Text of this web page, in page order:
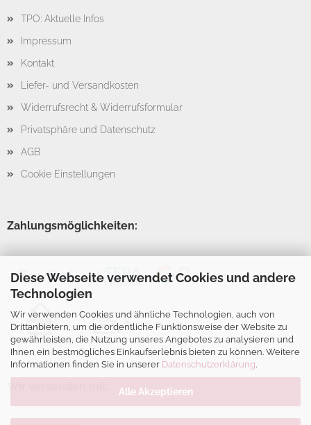
Diese Webseite verwendet Cookies und andere
Technologien
Wir verwenden Cookies und ähnliche Technologien, auch von
Drittanbietern, um die ordentliche Funktionsweise der Website zu
gewährleisten, die Nutzung unseres Angebotes zu analysieren und
Ihnen ein bestmögliches Einkaufserlebnis bieten zu können. Weitere
Informationen finden Sie in unserer Datenschutzerklärung.
Alle Akzeptieren
TPO: Aktuelle Infos
Impressum
Kontakt
Liefer- und Versandkosten
Widerrufsrecht & Widerrufsformular
Privatsphäre und Datenschutz
AGB
Cookie Einstellungen
Zahlungsmöglichkeiten: